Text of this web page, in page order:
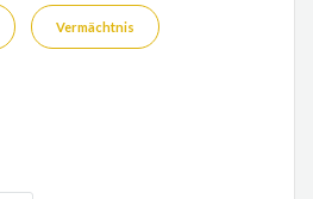
Vermächtnis